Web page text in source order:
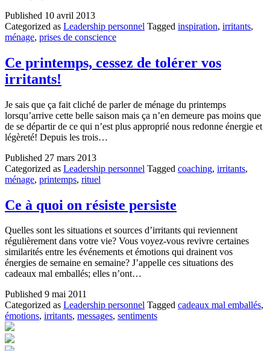
Published 10 avril 2013
Categorized as Leadership personnel Tagged inspiration, irritants,
ménage, prises de conscience
Ce printemps, cessez de tolérer vos
irritants!
Je sais que ça fait cliché de parler de ménage du printemps
lorsqu’arrive cette belle saison mais ça n’en demeure pas moins que
de se départir de ce qui n’est plus approprié nous redonne énergie et
légèreté! Depuis les trois…
Published 27 mars 2013
Categorized as Leadership personnel Tagged coaching, irritants,
ménage, printemps, rituel
Ce à quoi on résiste persiste
Quelles sont les situations et sources d’irritants qui reviennent
régulièrement dans votre vie? Vous voyez-vous revivre certaines
similarités entre les événements et émotions qui drainent vos
énergies de semaine en semaine? J’appelle ces situations des
cadeaux mal emballés; elles n’ont…
Published 9 mai 2011
Categorized as Leadership personnel Tagged cadeaux mal emballés,
émotions, irritants, messages, sentiments